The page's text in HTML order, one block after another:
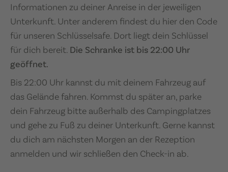
Informationen zu deiner Anreise in der jeweiligen
Unterkunft. Unter anderem findest du hier den Code
für unseren Schlüsselsafe. Dort liegt dein Schlüssel
für dich bereit. Die Schranke ist bis 22:00 Uhr
geöffnet.
Bis 22:00 Uhr kannst du mit deinem Fahrzeug auf
das Gelände fahren. Kommst du später an, parke
dein Fahrzeug bitte außerhalb des Campingplatzes
und gehe zu Fuß zu deiner Unterkunft. Gerne kannst
du dich am nächsten Morgen an der Rezeption
anmelden und wir schließen den Check-in ab.